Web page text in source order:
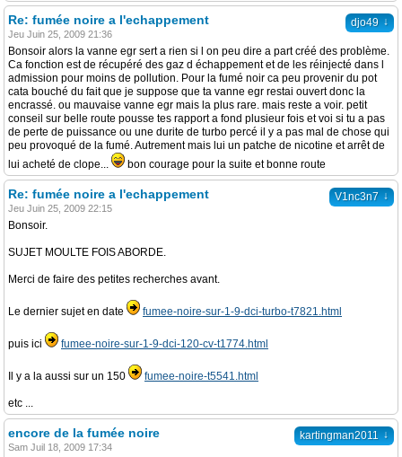
djo49 ↓
Re: fumée noire a l'echappement
Jeu Juin 25, 2009 21:36
Bonsoir alors la vanne egr sert a rien si l on peu dire a part créé des problème.
Ca fonction est de récupéré des gaz d échappement et de les réinjecté dans l
admission pour moins de pollution. Pour la fumé noir ca peu provenir du pot
cata bouché du fait que je suppose que ta vanne egr restai ouvert donc la
encrassé. ou mauvaise vanne egr mais la plus rare. mais reste a voir. petit
conseil sur belle route pousse tes rapport a fond plusieur fois et voi si tu a pas
de perte de puissance ou une durite de turbo percé il y a pas mal de chose qui
peu provoqué de la fumé. Autrement mais lui un patche de nicotine et arrêt de
lui acheté de clope...
bon courage pour la suite et bonne route
V1nc3n7 ↓
Re: fumée noire a l'echappement
Jeu Juin 25, 2009 22:15
Bonsoir.
SUJET MOULTE FOIS ABORDE.
Merci de faire des petites recherches avant.
Le dernier sujet en date fumee-noire-sur-1-9-dci-turbo-t7821.html
puis ici fumee-noire-sur-1-9-dci-120-cv-t1774.html
Il y a la aussi sur un 150 fumee-noire-t5541.html
etc ...
kartingman2011 ↓
encore de la fumée noire
Sam Juil 18, 2009 17:34